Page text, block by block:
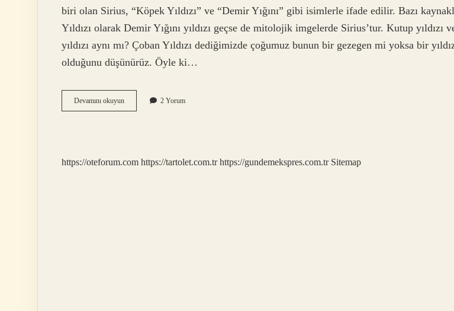
biri olan Sirius, “Köpek Yıldızı” ve “Demir Yığını” gibi isimlerle ifade edilir. Bazı
Yıldızı olarak Demir Yığını yıldızı geçse de mitolojik imgelerde Sirius’tur. Kutup yıldızı
yıldızı aynı mı? Çoban Yıldızı dediğimizde çoğumuz bunun bir gezegen mi yoksa bir
olduğunu düşünürüz. Öyle ki…
Devamını okuyunKutup
Yıldızının
2 Yorum
https://oteforum.com https://tartolet.com.tr https://gundemekspres.com.tr Sitemap